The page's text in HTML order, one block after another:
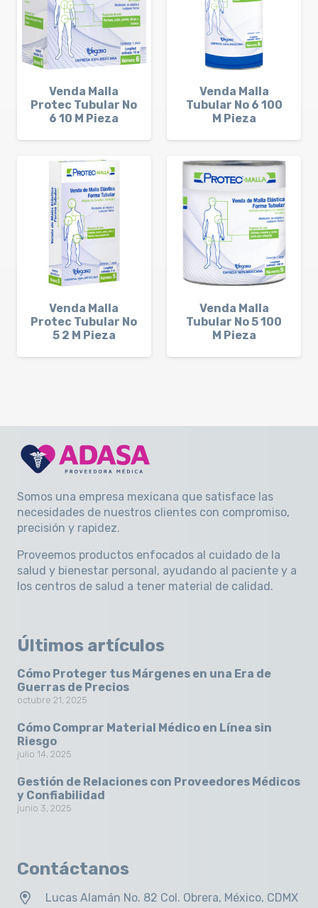
Venda Malla
Protec Tubular No
6 10 M Pieza
Venda Malla
Tubular No 6 100
M Pieza
Venda Malla
Protec Tubular No
5 2 M Pieza
Venda Malla
Tubular No 5 100
M Pieza
Somos una empresa mexicana que satisface las
necesidades de nuestros clientes con compromiso,
precisión y rapidez.
Proveemos productos enfocados al cuidado de la
salud y bienestar personal, ayudando al paciente y a
los centros de salud a tener material de calidad.
Últimos artículos
Cómo Proteger tus Márgenes en una Era de
Guerras de Precios
octubre 21, 2025
Cómo Comprar Material Médico en Línea sin
Riesgo
julio 14, 2025
Gestión de Relaciones con Proveedores Médicos
y Confiabilidad
junio 3, 2025
Contáctanos
Lucas Alamán No. 82 Col. Obrera, México, CDMX